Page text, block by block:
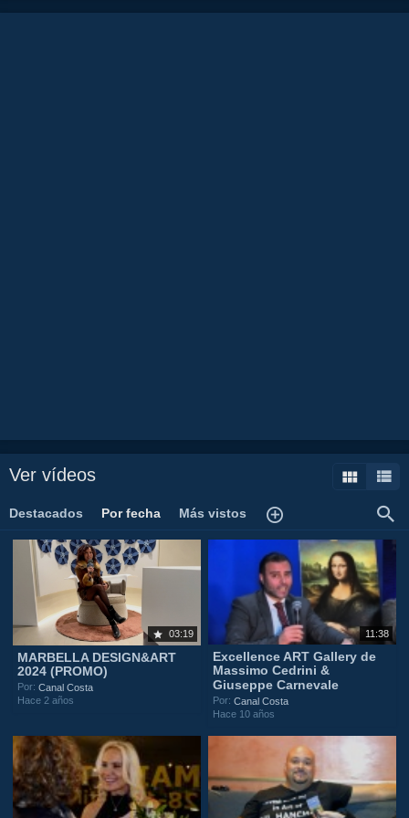
Ver vídeos
Destacados Por fecha Más vistos
03:19
MARBELLA DESIGN&ART
2024 (PROMO)
Por:Canal Costa
Hace 2 años
11:38
Excellence ART Gallery de
Massimo Cedrini &
Giuseppe Carnevale
Por:Canal Costa
Hace 10 años